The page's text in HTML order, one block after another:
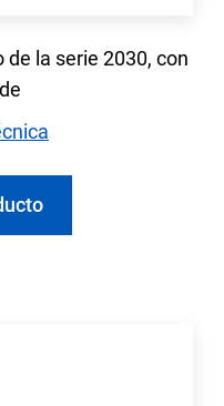
la serie 2030, con